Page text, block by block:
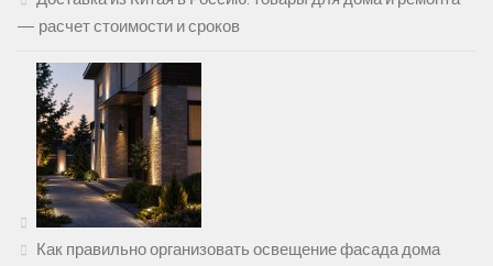
— расчет стоимости и сроков
Как правильно организовать освещение фасада дома